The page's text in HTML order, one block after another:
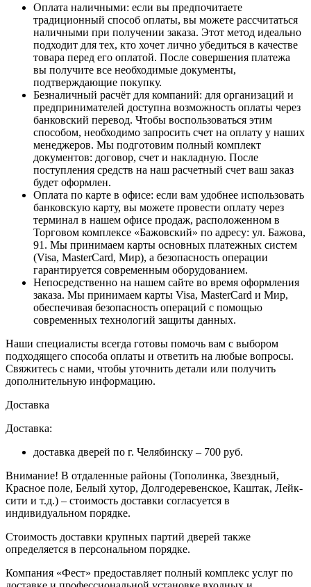
Оплата наличными: если вы предпочитаете
традиционный способ оплаты, вы можете рассчитаться
наличными при получении заказа. Этот метод идеально
подходит для тех, кто хочет лично убедиться в качестве
товара перед его оплатой. После совершения платежа
вы получите все необходимые документы,
подтверждающие покупку.
Безналичный расчёт для компаний: для организаций и
предпринимателей доступна возможность оплаты через
банковский перевод. Чтобы воспользоваться этим
способом, необходимо запросить счет на оплату у наших
менеджеров. Мы подготовим полный комплект
документов: договор, счет и накладную. После
поступления средств на наш расчетный счет ваш заказ
будет оформлен.
Оплата по карте в офисе: если вам удобнее использовать
банковскую карту, вы можете провести оплату через
терминал в нашем офисе продаж, расположенном в
Торговом комплексе «Бажовский» по адресу: ул. Бажова,
91. Мы принимаем карты основных платежных систем
(Visa, MasterCard, Мир), а безопасность операции
гарантируется современным оборудованием.
Непосредственно на нашем сайте во время оформления
заказа. Мы принимаем карты Visa, MasterCard и Мир,
обеспечивая безопасность операций с помощью
современных технологий защиты данных.
Наши специалисты всегда готовы помочь вам с выбором
подходящего способа оплаты и ответить на любые вопросы.
Свяжитесь с нами, чтобы уточнить детали или получить
дополнительную информацию.
Доставка
Доставка:
доставка дверей по г. Челябинску – 700 руб.
Внимание! В отдаленные районы (Тополинка, Звездный,
Красное поле, Белый хутор, Долгодеревенское, Каштак, Лейк-
сити и т.д.) – стоимость доставки согласуется в
индивидуальном порядке.
Стоимость доставки крупных партий дверей также
определяется в персональном порядке.
Компания «Фест» предоставляет полный комплекс услуг по